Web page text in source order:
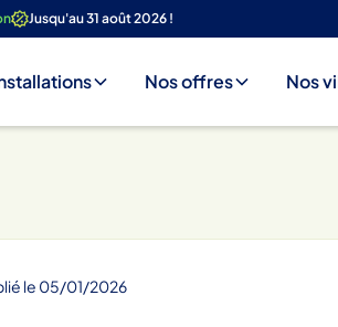
Jusqu'au 31 août 2026 !
Nos offres Nos
le 05/01/2026